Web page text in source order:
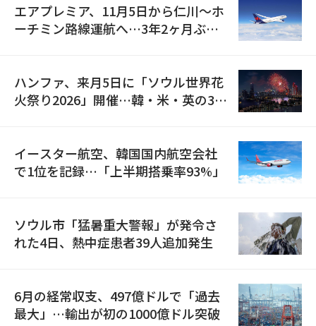
エアプレミア、11月5日から仁川〜ホ
ーチミン路線運航へ…3年2ヶ月ぶり
ハンファ、来月5日に「ソウル世界花
火祭り2026」開催…韓・米・英の3カ
イースター航空、韓国国内航空会社
で1位を記録…「上半期搭乗率93%」
ソウル市「猛暑重大警報」が発令さ
れた4日、熱中症患者39人追加発生
6月の経常収支、497億ドルで「過去
最大」…輸出が初の1000億ドル突破